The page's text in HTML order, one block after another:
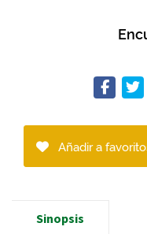
Añadir a
Sinopsis